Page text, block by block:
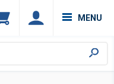
MENU